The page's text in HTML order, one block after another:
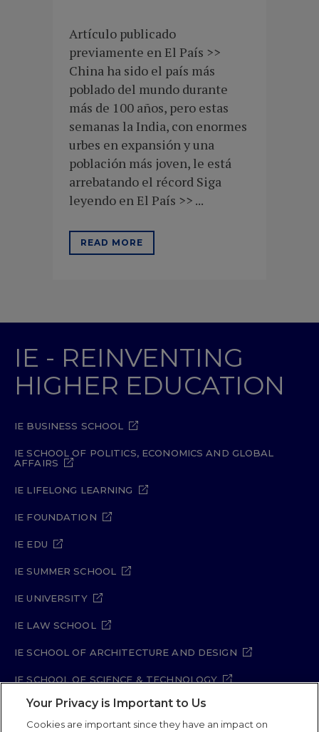
Artículo publicado
previamente en El País >>
China ha sido el país más
poblado del mundo durante
más de 100 años, pero estas
semanas la India, con enormes
urbes en expansión y una
población más joven, le está
arrebatando el récord Siga
leyendo en El País >> ...
READ MORE
IE - REINVENTING
HIGHER EDUCATION
IE BUSINESS SCHOOL
IE SCHOOL OF POLITICS, ECONOMICS AND GLOBAL
AFFAIRS
IE LIFELONG LEARNING
IE FOUNDATION
IE EDU
IE SUMMER SCHOOL
IE UNIVERSITY
IE LAW SCHOOL
IE SCHOOL OF ARCHITECTURE AND DESIGN
IE SCHOOL OF SCIENCE & TECHNOLOGY
IE SCHOOL OF ARTS & HUMANITIES
Your Privacy is Important to Us
Cookies are important since they have an impact on